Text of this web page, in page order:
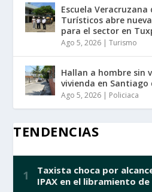
Escuela Veracruzana
Turísticos abre
para el sector en
Ago 5, 2026 |Turismo
Hallan a hombre sin
vivienda en Santiago
Ago 5, 2026 | Policiaca
TENDENCIAS